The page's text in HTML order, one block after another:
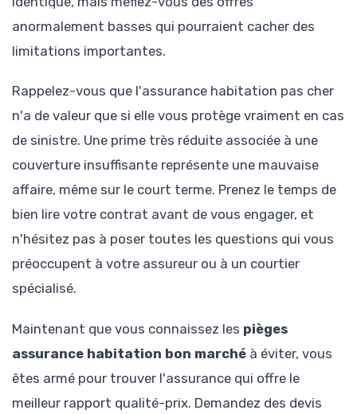
anormalement basses qui pourraient cacher des
limitations importantes.
Rappelez-vous que l'assurance habitation pas cher
n'a de valeur que si elle vous protège vraiment en cas
de sinistre. Une prime très réduite associée à une
couverture insuffisante représente une mauvaise
affaire, même sur le court terme. Prenez le temps de
bien lire votre contrat avant de vous engager, et
n'hésitez pas à poser toutes les questions qui vous
préoccupent à votre assureur ou à un courtier
spécialisé.
Maintenant que vous connaissez les pièges
assurance habitation bon marché à éviter, vous
êtes armé pour trouver l'assurance qui offre le
meilleur rapport qualité-prix. Demandez des devis